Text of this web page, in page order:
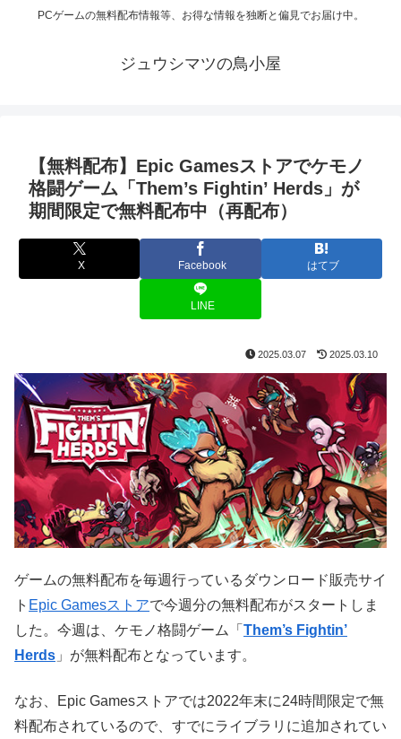
PCゲームの無料配布情報等、お得な情報を独断と偏見でお届け中。
ジュウシマツの鳥小屋
【無料配布】Epic Gamesストアでケモノ
格闘ゲーム「Them’s Fightin’ Herds」が
期間限定で無料配布中（再配布）
X Facebook はてブ
LINE
2025.03.07 2025.03.10
ゲームの無料配布を毎週行っているダウンロード販売サイ
ト Epic Gamesストアで今週分の無料配布がスタートしま
した。今週は、ケモノ格闘ゲーム「 Them’s Fightin’
Herds 」が無料配布となっています。
なお、Epic Gamesストアでは2022年末に24時間限定で無
料配布されているので、すでにライブラリに追加されてい